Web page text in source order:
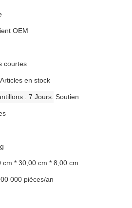
OEM
courtes
Articles en stock
: 7 Jours Soutien
cm * 30,00 cm * 8,00 cm
000 pièces/an